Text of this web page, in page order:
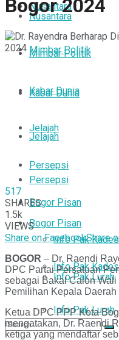
Nusantara
Mimbar Politik
Kabar Dunia
Jelajah
Persepsi
Bogor Pisan
Info Pak Kades
Info Pak Lurah
Nusantara
Mimbar Politik
Kabar Dunia
Jelajah
Persepsi
Bogor Pisan
Info Pak Kades
Info Pak Lurah
Bogor 2024
517
SHARES
1.5k
VIEWS
Share on FacebookShare
BOGOR – Dr. Raendi
DPC Partai Persatuan
sebagai Bakal Calon
Pemilihan Kepala
Ketua DPC PPP Kota
mengatakan, Dr. Raendi
ketiga yang mendaftar